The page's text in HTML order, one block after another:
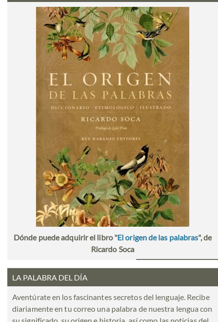
Dónde puede adquirir el libro "El origen de las palabras", de
Ricardo Soca
LA PALABRA DEL DÍA
Aventúrate en los fascinantes secretos del lenguaje. Recibe
diariamente en tu correo una palabra de nuestra lengua con